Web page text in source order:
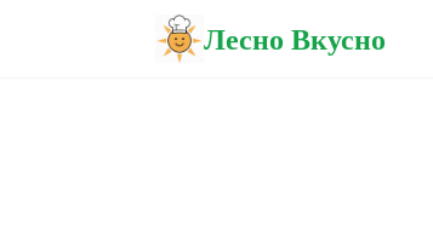
Лесно Вкусно